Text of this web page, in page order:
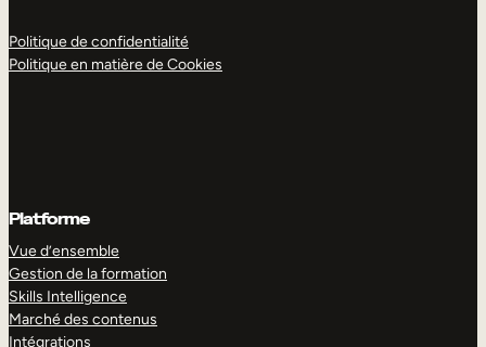
Politique de confidentialité
Politique en matière de Cookies
Platforme
Vue d’ensemble
Gestion de la formation
Skills Intelligence
Marché des contenus
Intégrations